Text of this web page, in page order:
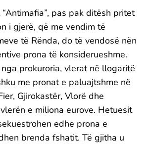
pas pak ditësh pritet
i gjerë, që me vendim të
të Rënda, do të vendosë nën
prona të konsiderueshme.
prokuroria, vlerat në llogaritë
me pronat e paluajtshme në
Gjirokastër, Vlorë dhe
e miliona eurove. Hetuesit
edhe prona e
brenda fshatit. Të gjitha u